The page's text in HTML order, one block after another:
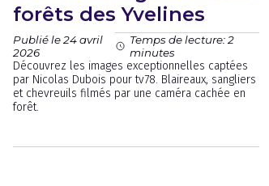
forêts des Yvelines
Publié le 24 avril
2026
Temps de lecture: 2
minutes
Découvrez les images exceptionnelles captées
par Nicolas Dubois pour tv78. Blaireaux, sangliers
et chevreuils filmés par une caméra cachée en
forêt.